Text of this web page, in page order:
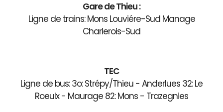
Gare de Thieu :
Ligne de trains: Mons Louviére-Sud Manage
Charlerois-Sud
TEC
Ligne de bus: 3o: Strépy/Thieu - Anderlues 32: Le
Roeulx - Maurage 82: Mons - Trazegnies